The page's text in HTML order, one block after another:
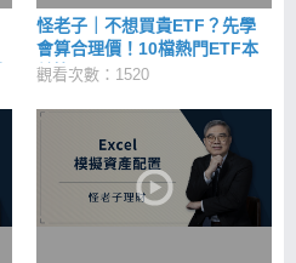
怪老子｜不想買貴ETF？先學
會算合理價！10檔熱門ETF本
益比，0050、0056、00878、
00891、00692、00850、
觀看次數：1520